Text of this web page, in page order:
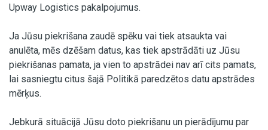
Upway Logistics pakalpojumus.
Ja Jūsu piekrišana zaudē spēku vai tiek atsaukta vai
anulēta, mēs dzēšam datus, kas tiek apstrādāti uz Jūsu
piekrišanas pamata, ja vien to apstrādei nav arī cits pamats,
lai sasniegtu citus šajā Politikā paredzētos datu apstrādes
mērķus.
Jebkurā situācijā Jūsu doto piekrišanu un pierādījumu par